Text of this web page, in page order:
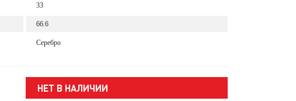
33
66.6
Серебро
НЕТ В НАЛИЧИИ